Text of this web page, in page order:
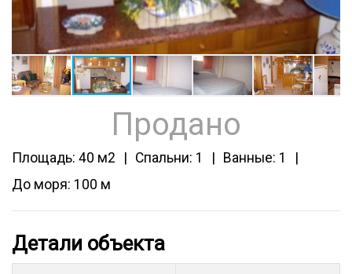
Продано
Площадь: 40 м2 Спальни: 1
Ванные: 1
До моря: 100 м
Детали объекта